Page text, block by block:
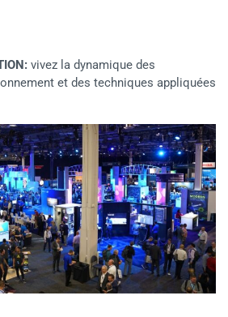
vivez la dynamique des
et des techniques appliquées